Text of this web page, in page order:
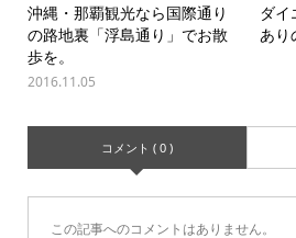
沖縄・那覇観光なら国際通り
の路地裏「浮島通り」でお散
歩を。
2016.11.05
ダ
あり
コメント ( 0 )
この記事へのコメントはありません。